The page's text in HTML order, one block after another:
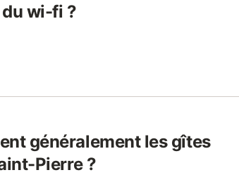
wi-fi ?
généralement les gîtes
Pierre ?